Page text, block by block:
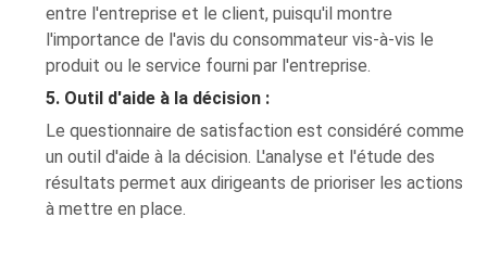
entre l'entreprise et le client, puisqu'il montre
l'importance de l'avis du consommateur vis-à-vis le
produit ou le service fourni par l'entreprise.
5. Outil d'aide à la décision :
Le questionnaire de satisfaction est considéré comme
un outil d'aide à la décision. L'analyse et l'étude des
résultats permet aux dirigeants de prioriser les actions
à mettre en place.